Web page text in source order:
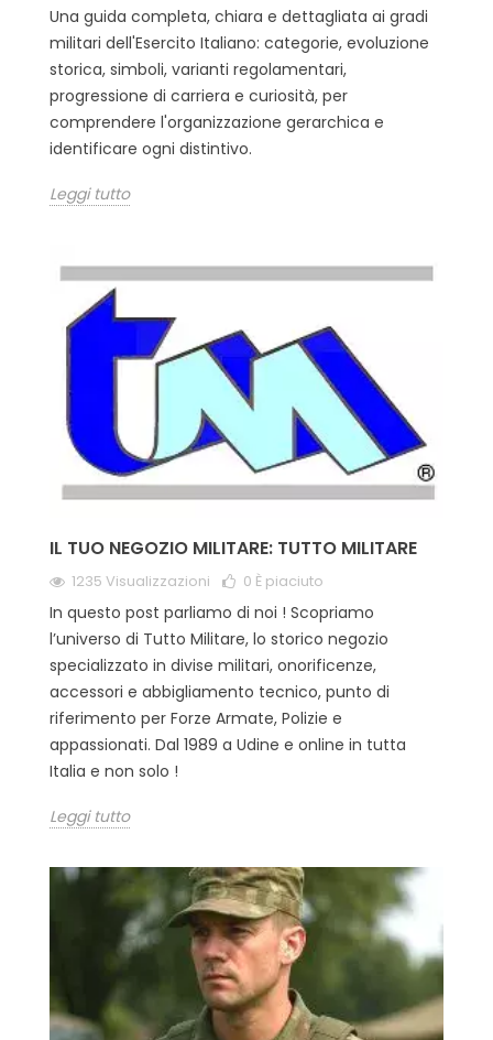
Una guida completa, chiara e dettagliata ai gradi
militari dell'Esercito Italiano: categorie, evoluzione
storica, simboli, varianti regolamentari,
progressione di carriera e curiosità, per
comprendere l'organizzazione gerarchica e
identificare ogni distintivo.
Leggi tutto
IL TUO NEGOZIO MILITARE: TUTTO MILITARE
1235 Visualizzazioni 0 È piaciuto
In questo post parliamo di noi ! Scopriamo
l’universo di Tutto Militare, lo storico negozio
specializzato in divise militari, onorificenze,
accessori e abbigliamento tecnico, punto di
riferimento per Forze Armate, Polizie e
appassionati. Dal 1989 a Udine e online in tutta
Italia e non solo !
Leggi tutto